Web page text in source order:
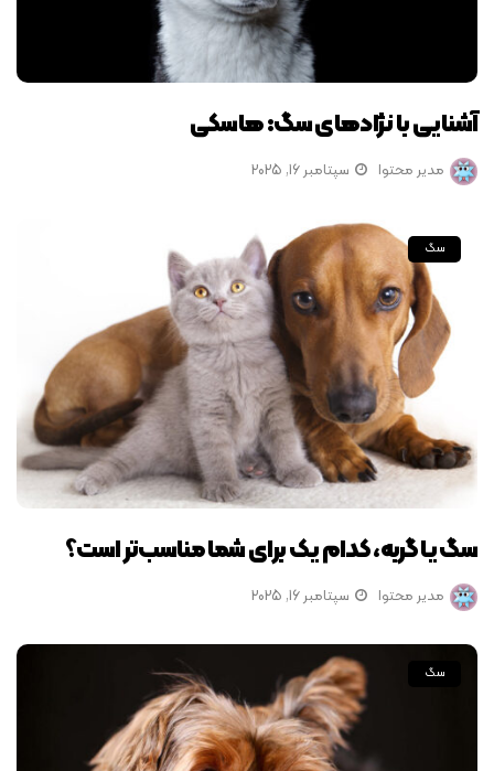
آشنایی با نژادهای سگ: هاسکی
مدیر محتوا سپتامبر 16, 2025
سگ
سگ یا گربه، کدام یک برای شما مناسب‌تر است؟
مدیر محتوا سپتامبر 16, 2025
سگ